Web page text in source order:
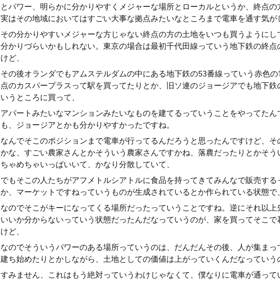
とパワー、明らかに分かりやすくメジャーな場所とローカルというか、終点の
実はその地域においてはすごい大事な拠点みたいなところまで電車を通す気が
その分かりやすいメジャーな方じゃない終点の方の土地をいつも買うように
分かりづらいかもしれない。東京の場合は最初千代田線っていう地下鉄の終
けど、
その後オランダでもアムステルダムの中にある地下鉄の53番線っていう赤色
点のカスパープラスって駅を買ってたりとか、旧ソ連のジョージアでも地下
いうところに買って、
アパートみたいなマンションみたいなものを建てるっていうことをやってた
も、ジョージアとかも分かりやすかったですね。
なんでそこのポジションまで電車が行ってるんだろうと思ったんですけど、
かな、すごい農家さんとかそういう農家さんですかね、落農だったりとかそ
ちゃめちゃいっぱいいて、かなり分散していて、
でもそこの人たちがアフメトルシアトルに食品を持ってきてみんなで販売す
か、マーケットですねっていうものが生成されているとか作られている状態で、
なのでそこがキーになってくる場所だったっていうことですね。逆にそれ以
いいか分からないっていう状態だったんだなっていうのが、家を買ってそこ
けど、
なのでそういうパワーのある場所っていうのは、だんだんその後、人が集ま
建ち始めたりとかしながら、土地としての価値は上がっていくんだなっていう
すみません、これはもう絶対っていうわけじゃなくて、僕なりに電車が通っ